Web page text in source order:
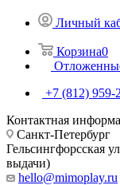
Личный
Корзина0
+7 (812) 959-
Контактная
Санкт-Петербург
Гельсингфорсская
выдачи)
hello@mimoplay.ru